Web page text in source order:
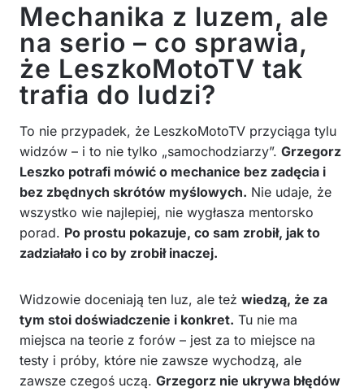
Mechanika z luzem, ale
na serio – co sprawia,
że LeszkoMotoTV tak
trafia do ludzi?
To nie przypadek, że LeszkoMotoTV przyciąga tylu
widzów – i to nie tylko „samochodziarzy”. Grzegorz
Leszko potrafi mówić o mechanice bez zadęcia i
bez zbędnych skrótów myślowych. Nie udaje, że
wszystko wie najlepiej, nie wygłasza mentorsko
porad. Po prostu pokazuje, co sam zrobił, jak to
zadziałało i co by zrobił inaczej.
Widzowie doceniają ten luz, ale też wiedzą, że za
tym stoi doświadczenie i konkret. Tu nie ma
miejsca na teorie z forów – jest za to miejsce na
testy i próby, które nie zawsze wychodzą, ale
zawsze czegoś uczą. Grzegorz nie ukrywa błędów